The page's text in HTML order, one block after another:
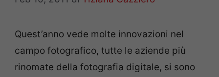
Quest’anno vede molte innovazioni nel
campo fotografico, tutte le aziende più
rinomate della fotografia digitale, si sono